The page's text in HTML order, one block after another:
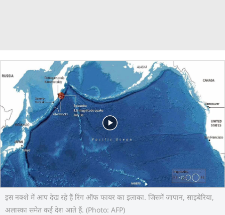
इस नक्शे में आप देख रहे हैं रिंग ऑफ फायर का इलाका. जिसमें जापान, साइबेरिया,
अलास्का समेत कई देश आते हैं. (Photo: AFP)